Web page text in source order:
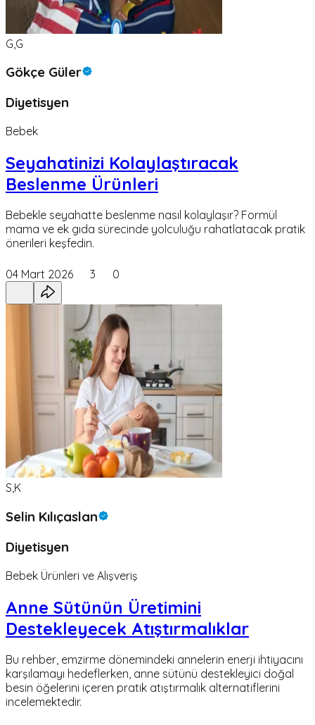
G,G
Gökçe Güler
Diyetisyen
Bebek
Seyahatinizi Kolaylaştıracak
Beslenme Ürünleri
Bebekle seyahatte beslenme nasıl kolaylaşır? Formül
mama ve ek gıda sürecinde yolculuğu rahatlatacak pratik
önerileri keşfedin.
04 Mart 2026 3 0
S,K
Selin Kılıçaslan
Diyetisyen
Bebek Ürünleri ve Alışveriş
Anne Sütünün Üretimini
Destekleyecek Atıştırmalıklar
Bu rehber, emzirme dönemindeki annelerin enerji ihtiyacını
karşılamayı hedeflerken, anne sütünü destekleyici doğal
besin öğelerini içeren pratik atıştırmalık alternatiflerini
incelemektedir.